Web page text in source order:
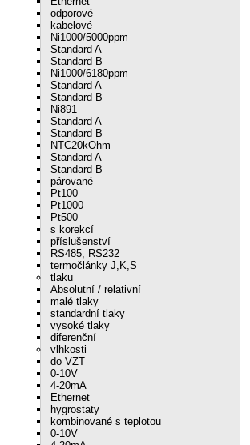
odporové
kabelové
Ni1000/5000ppm
Standard A
Standard B
Ni1000/6180ppm
Standard A
Standard B
Ni891
Standard A
Standard B
NTC20kOhm
Standard A
Standard B
párované
Pt100
Pt1000
Pt500
s korekcí
příslušenství
RS485, RS232
termočlánky J,K,S
tlaku
Absolutní / relativní
malé tlaky
standardní tlaky
vysoké tlaky
diferenční
vlhkosti
do VZT
0-10V
4-20mA
Ethernet
hygrostaty
kombinované s teplotou
0-10V